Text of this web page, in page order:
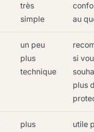
très
simple
au
un peu
plus
technique
si
plus
plus
utile